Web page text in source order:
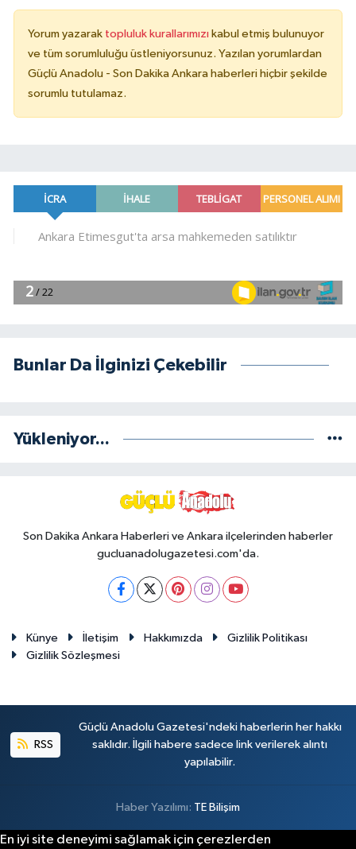
Yorum yazarak topluluk kurallarımızı kabul etmiş bulunuyor
ve tüm sorumluluğu üstleniyorsunuz. Yazılan yorumlardan
Güçlü Anadolu - Son Dakika Ankara haberleri hiçbir şekilde
sorumlu tutulamaz.
Bunlar Da İlginizi Çekebilir
Yükleniyor...
Son Dakika Ankara Haberleri ve Ankara ilçelerinden haberler
gucluanadolugazetesi.com'da.
Künye İletişim Hakkımızda
Gizlilik Politikası
Gizlilik Sözleşmesi
RSS
Güçlü Anadolu Gazetesi'ndeki haberlerin her hakkı
saklıdır. İlgili habere sadece link verilerek alıntı
yapılabilir.
Haber Yazılımı: TE Bilişim
En iyi site deneyimi sağlamak için çerezlerden